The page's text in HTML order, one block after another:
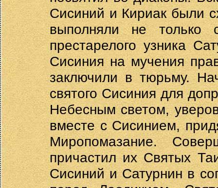
Сисиний и Кириак были
выполняли не
престарелого узника
Сисиния на мучения
заключили в тюрьму.
святого Сисиния для
Небесным светом,
вместе с Сисинием,
Миропомазание.
причастил их Святых
Сисиний и Сатурнин в